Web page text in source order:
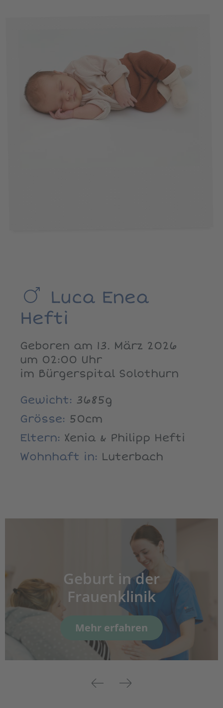
Luca Enea
Hefti
Geboren am 13. März 2026
um 02:00 Uhr
im Bürgerspital Solothurn
Gewicht: 3685g
Grösse: 50cm
Eltern: Xenia & Philipp Hefti
Wohnhaft in: Luterbach
Previous
Geburt in der
Frauenklinik
Mehr erfahren
Next